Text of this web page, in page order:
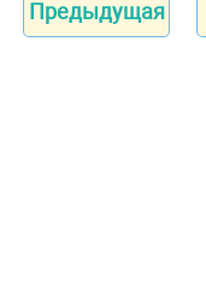
Предыдущая